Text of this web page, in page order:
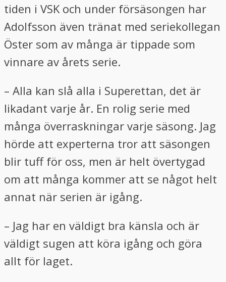
tiden i VSK och under försäsongen har
Adolfsson även tränat med seriekollegan
Öster som av många är tippade som
vinnare av årets serie.
– Alla kan slå alla i Superettan, det är
likadant varje år. En rolig serie med
många överraskningar varje säsong. Jag
hörde att experterna tror att säsongen
blir tuff för oss, men är helt övertygad
om att många kommer att se något helt
annat när serien är igång.
– Jag har en väldigt bra känsla och är
väldigt sugen att köra igång och göra
allt för laget.